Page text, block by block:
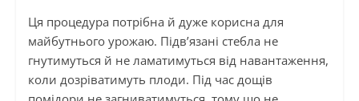
Ця процедура потрібна й дуже корисна для
майбутнього урожаю. Підв’язані стебла не
гнутимуться й не ламатимуться від навантаження,
коли дозріватимуть плоди. Під час дощів